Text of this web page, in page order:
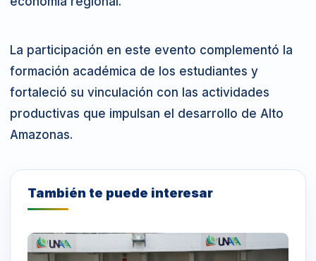
La participación en este evento complementó la
formación académica de los estudiantes y
fortaleció su vinculación con las actividades
productivas que impulsan el desarrollo de Alto
Amazonas.
También te puede interesar